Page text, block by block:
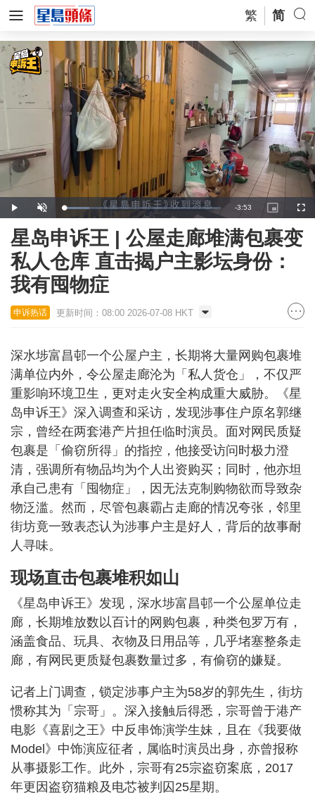
繁 简
Play Unmute Loaded:
16.64%
Remaining
Time
-3:53
Picture-
in-
星岛申诉王 | 公屋走廊堆满包裹变
私人仓库 直击揭户主影坛身份：
我有囤物症
申诉热话 更新时间：08:00 2026-07-08 HKT
深水埗富昌邨一个公屋户主，长期将大量网购包裹堆
满单位内外，令公屋走廊沦为「私人货仓」，不仅严
重影响环境卫生，更对走火安全构成重大威胁。《星
岛申诉王》深入调查和采访，发现涉事住户原名郭继
宗，曾经在两套港产片担任临时演员。面对网民质疑
包裹是「偷窃所得」的指控，他接受访问时极力澄
清，强调所有物品均为个人出资购买；同时，他亦坦
承自己患有「囤物症」，因无法克制购物欲而导致杂
物泛滥。然而，尽管包裹霸占走廊的情况夸张，邻里
街坊竟一致表态认为涉事户主是好人，背后的故事耐
人寻味。
现场直击包裹堆积如山
《星岛申诉王》发现，深水埗富昌邨一个公屋单位走
廊，长期堆放数以百计的网购包裹，种类包罗万有，
涵盖食品、玩具、衣物及日用品等，几乎堵塞整条走
廊，有网民更质疑包裹数量过多，有偷窃的嫌疑。
记者上门调查，锁定涉事户主为58岁的郭先生，街坊
惯称其为「宗哥」。深入接触后得悉，宗哥曾于港产
电影《喜剧之王》中反串饰演学生妹，且在《我要做
Model》中饰演应征者，属临时演员出身，亦曾报称
从事摄影工作。此外，宗哥有25宗盗窃案底，2017
年更因盗窃猫粮及电芯被判囚25星期。